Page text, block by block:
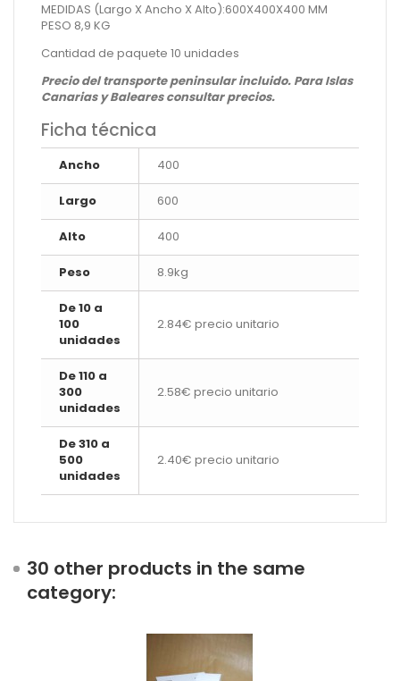
MEDIDAS (Largo X Ancho X Alto):600X400X400 MM
PESO 8,9 KG
Cantidad de paquete 10 unidades
Precio del transporte peninsular incluido. Para Islas
Canarias y Baleares consultar precios.
Ficha técnica
Ancho 400
Largo 600
Alto 400
Peso 8.9kg
De 10 a
100
unidades
2.84€ precio unitario
De 110 a
300
unidades
2.58€ precio unitario
De 310 a
500
unidades
2.40€ precio unitario
30 other products in the same
category: